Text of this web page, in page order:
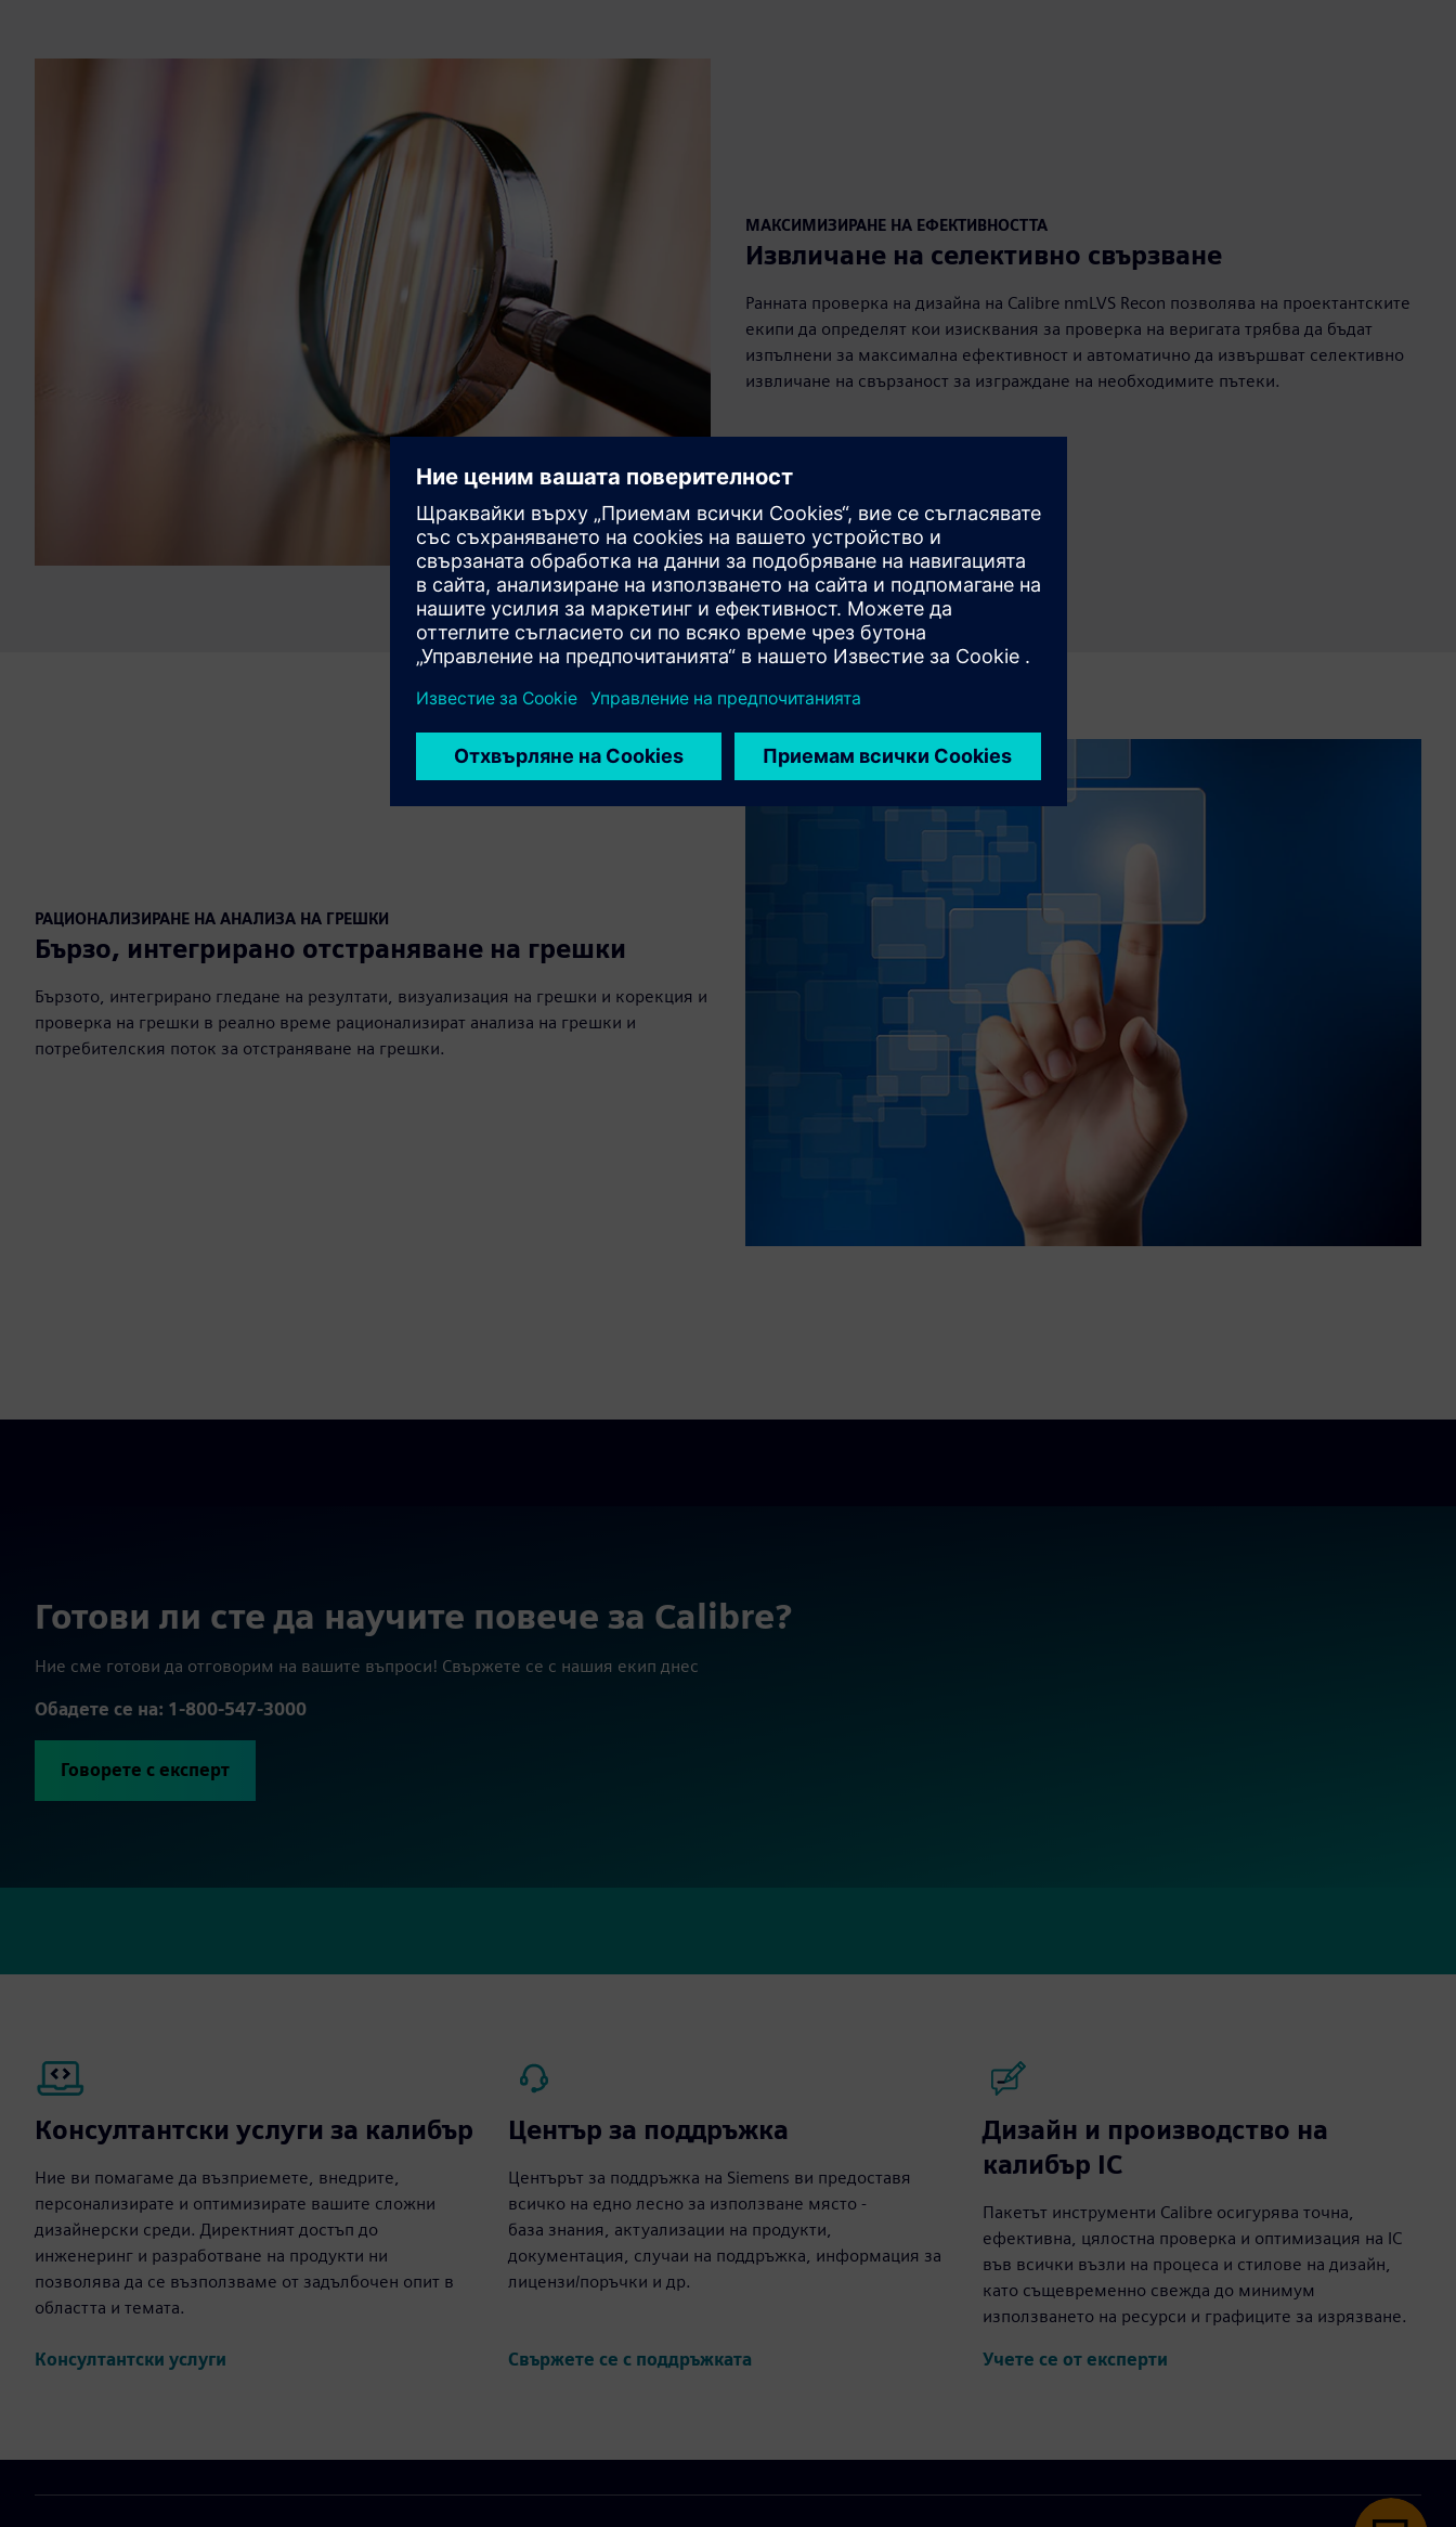
МАКСИМИЗИРАНЕ НА ЕФЕКТИВНОСТТА
Извличане на селективно свързване
Ранната проверка на дизайна на Calibre nmLVS Recon позволява на проектантските
екипи да определят кои изисквания за проверка на веригата трябва да бъдат
изпълнени за максимална ефективност и автоматично да извършват селективно
извличане на свързаност за изграждане на необходимите пътеки.
РАЦИОНАЛИЗИРАНЕ НА АНАЛИЗА НА ГРЕШКИ
Бързо, интегрирано отстраняване на грешки
Бързото, интегрирано гледане на резултати, визуализация на грешки и корекция и
проверка на грешки в реално време рационализират анализа на грешки и
потребителския поток за отстраняване на грешки.
Готови ли сте да научите повече за Calibre?
Ние сме готови да отговорим на вашите въпроси! Свържете се с нашия екип днес
Обадете се на: 1-800-547-3000
Говорете с експерт
Консултантски услуги за калибър
Ние ви помагаме да възприемете, внедрите,
персонализирате и оптимизирате вашите сложни
дизайнерски среди. Директният достъп до
инженеринг и разработване на продукти ни
позволява да се възползваме от задълбочен опит в
областта и темата.
Консултантски услуги
Център за поддръжка
Центърът за поддръжка на Siemens ви предоставя
всичко на едно лесно за използване място -
база знания, актуализации на продукти,
документация, случаи на поддръжка, информация за
лицензи/поръчки и др.
Свържете се с поддръжката
Дизайн и производство на
калибър IC
Пакетът инструменти Calibre осигурява точна,
ефективна, цялостна проверка и оптимизация на IC
във всички възли на процеса и стилове на дизайн,
като същевременно свежда до минимум
използването на ресурси и графиците за изрязване.
Учете се от експерти